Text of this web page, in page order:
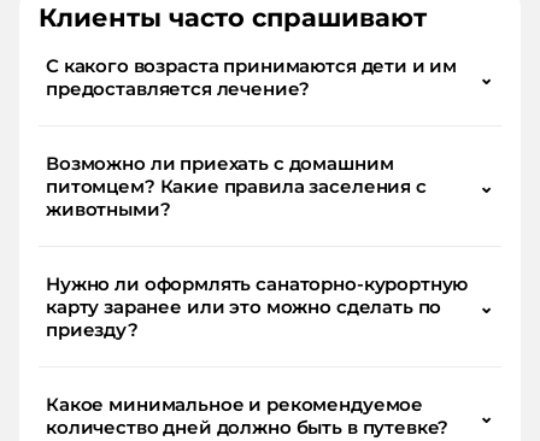
Клиенты часто спрашивают
С какого возраста принимаются дети и им
предоставляется лечение?
⌄
Возможно ли приехать с домашним
питомцем? Какие правила заселения с
животными?
⌄
Нужно ли оформлять санаторно-курортную
карту заранее или это можно сделать по
приезду?
⌄
Какое минимальное и рекомендуемое
количество дней должно быть в путевке?
⌄